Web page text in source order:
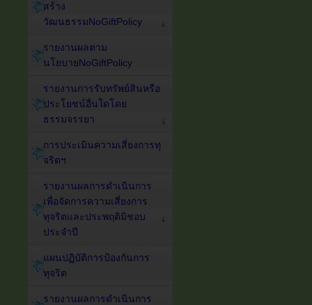
สร้าง
วัฒนธรรมNoGiftPolicy
รายงานผลตาม
นโยบายNoGiftPolicy
รายงานการรับทรัพย์สินหรือ
ประโยชน์อื่นใดโดย
ธรรมจรรยา
การประเมินความเสี่ยงการทุ
จริตฯ
รายงานผลการดำเนินการ
เพื่อจัดการความเสี่ยงการ
ทุจริตและประพฤติมิชอบ
ประจำปี
แผนปฏิบัติการป้องกันการ
ทุจริต
รายงานผลการดำเนินการ